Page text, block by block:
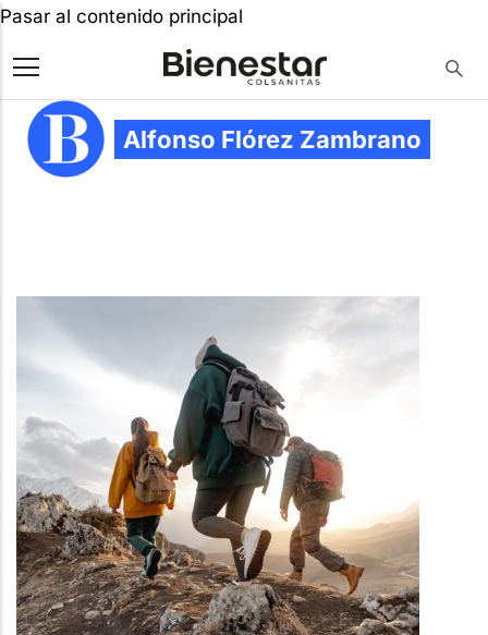
Pasar al contenido principal
Alfonso Flórez Zambrano